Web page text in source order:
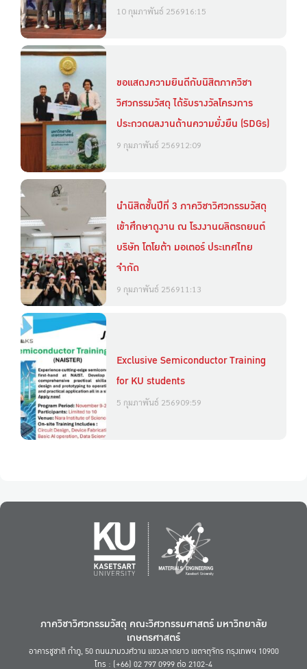
10 กุมภาพันธ์ 256916:15
ขอแสดงความยินดีกับนิสิตภาควิชา
วิศวกรรมวัสดุ ได้รับรางวัลโครงการ
ประกวดผลงานด้านความยั่งยืน (SDGs)
9 กุมภาพันธ์ 256912:09
นำนิสิตชั้นปีที่ 3 ภาควิชาวิศวกรรมวัสดุ
เข้าศึกษาดูงาน ณ โรงงานผลิตรถยนต์
บริษัท โตโยต้า มอเตอร์ ประเทศไทย
จำกัด
9 กุมภาพันธ์ 256911:13
Exclusive Semiconductor Training
for KU students
5 กุมภาพันธ์ 256909:59
ภาควิชาวิศวกรรมวัสดุ คณะวิศวกรรมศาสตร์ มหาวิทยาลัย
เกษตรศาสตร์
อาคารชูชาติ กำภู, 50 ถนนงามวงศ์วาน แขวงลาดยาว เขตจตุจักร กรุงเทพฯ 10900
โทร : (+66) 02 797 0999 ต่อ 2102-4